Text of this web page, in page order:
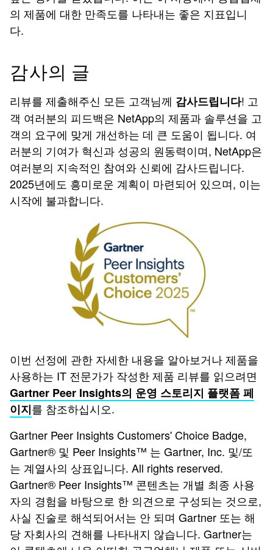
의 제품에 대한 만족도를 나타내는 좋은 지표입니
다.
감사의 글
리뷰를 제출해주신 모든 고객님께 감사드립니다! 고
객 여러분의 피드백은 NetApp의 제품과 솔루션을 고
객의 요구에 맞게 개선하는 데 큰 도움이 됩니다. 여
러분의 기여가 혁신과 성공의 원동력이며, NetApp은
여러분의 지속적인 참여와 신뢰에 감사드립니다.
2025년에도 흥미로운 계획이 마련되어 있으며, 이는
시작에 불과합니다.
이번 선정에 관한 자세한 내용을 알아보거나 제품을
사용하는 IT 전문가가 작성한 제품 리뷰를 읽으려면
Gartner Peer Insights의 운영 스토리지 플랫폼 페
이지를 참조하십시오.
Gartner Peer Insights Customers' Choice Badge,
Gartner® 및 Peer Insights™ 는 Gartner, Inc. 및/또
는 계열사의 상표입니다. All rights reserved.
Gartner® Peer Insights™ 콘텐츠는 개별 최종 사용
자의 경험을 바탕으로 한 의견으로 구성되는 것으로,
사실 진술로 해석되어서는 안 되며 Gartner 또는 해
당 자회사의 견해를 나타내지 않습니다. Gartner는